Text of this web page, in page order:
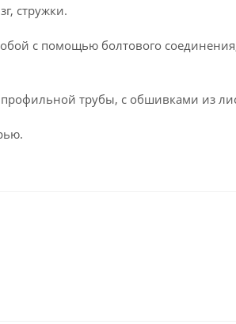
стружки.
с помощью болтового
трубы, с обшивками из